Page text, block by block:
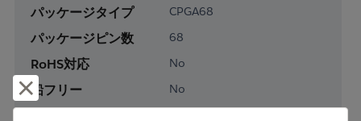
パッケージタイプ CPGA68
パッケージピン数 68
RoHS対応 No
鉛フリー No
却下して閉じる